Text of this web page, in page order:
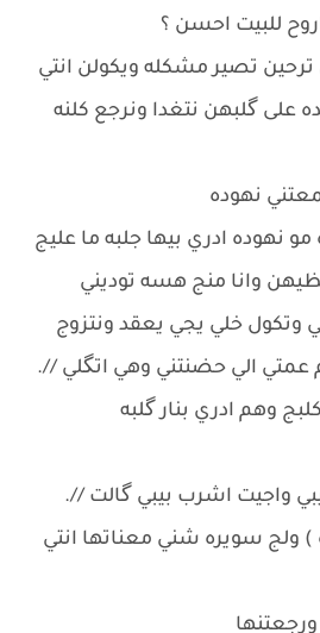
للبيت احسن ؟
ترحين تصير مشكله ويكولن انتي
على گلبهن نتغدا ونرجع كلنه
نهوده
نهوده ادري بيها جلبه ما عليج
وانا منج هسه توديني
وتكول خلي يجي يعقد ونتزوج
الي حضنتني وهي اتگلي //.
وهم ادري بنار گلبه
واجيت اشرب بيبي گالت //.
) ولج سويره شني معناتها انتي